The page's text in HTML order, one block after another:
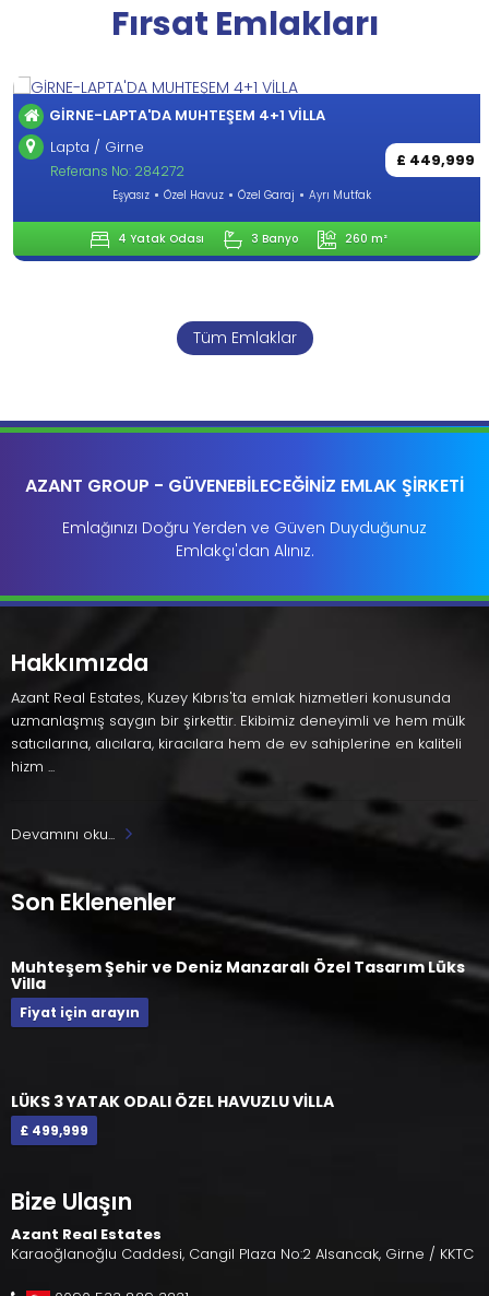
Fırsat Emlakları
GİRNE-LAPTA'DA MUHTEŞEM 4+1 VİLLA
Lapta / Girne
£ 449,999
Referans No: 284272
Eşyasız Özel Havuz Özel Garaj Ayrı Mutfak
4 Yatak Odası 3 Banyo 260 m²
Tüm Emlaklar
AZANT GROUP - GÜVENEBİLECEĞİNİZ EMLAK ŞİRKETİ
Emlağınızı Doğru Yerden ve Güven Duyduğunuz
Emlakçı'dan Alınız.
Hakkımızda
Azant Real Estates, Kuzey Kıbrıs'ta emlak hizmetleri konusunda
uzmanlaşmış saygın bir şirkettir. Ekibimiz deneyimli ve hem mülk
satıcılarına, alıcılara, kiracılara hem de ev sahiplerine en kaliteli
hizm ...
Devamını oku...
Son Eklenenler
Muhteşem Şehir ve Deniz Manzaralı Özel Tasarım Lüks
Villa
Fiyat için arayın
LÜKS 3 YATAK ODALI ÖZEL HAVUZLU VİLLA
£ 499,999
Bize Ulaşın
Azant Real Estates
Karaoğlanoğlu Caddesi, Cangil Plaza No:2 Alsancak, Girne / KKTC